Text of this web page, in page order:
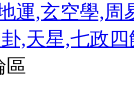
運,玄空學,周
,天星,七政
區